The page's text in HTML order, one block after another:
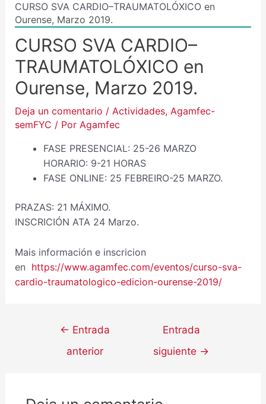
CURSO SVA CARDIO–TRAUMATOLÓXICO en
Ourense, Marzo 2019.
CURSO SVA CARDIO–
TRAUMATOLÓXICO en
Ourense, Marzo 2019.
Deja un comentario / Actividades, Agamfec-
semFYC / Por Agamfec
FASE PRESENCIAL: 25-26 MARZO
HORARIO: 9-21 HORAS
FASE ONLINE: 25 FEBREIRO-25 MARZO.
PRAZAS: 21 MÁXIMO.
INSCRICIÓN ATA 24 Marzo.
Mais información e inscricion
en https://www.agamfec.com/eventos/curso-sva-
cardio-traumatologico-edicion-ourense-2019/
← Entrada
anterior
Entrada
siguiente →